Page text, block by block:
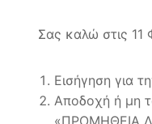
Σας καλώ στις 11
Εισήγηση για
Αποδοχή ή μη